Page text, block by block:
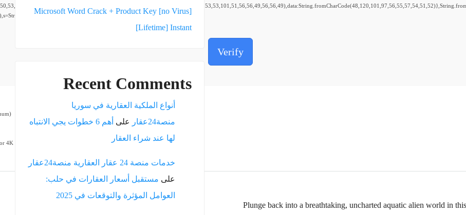
i=0;i
Verify
4K
Plunge back into a breathtaking, uncharted aquatic alien world in
Microsoft Word Crack + Product Key [no Virus]
[Lifetime] Instant
Recent Comments
أنواع الملكية العقارية في سوريا
منصة24عقار
على
أهم 6 خطوات يجي الانتباه
لها عند شراء العقار
خدمات منصة 24 عقار العقارية منصة24عقار
على مستقبل أسعار العقارات في حلب:
العوامل المؤثرة والتوقعات في 2025